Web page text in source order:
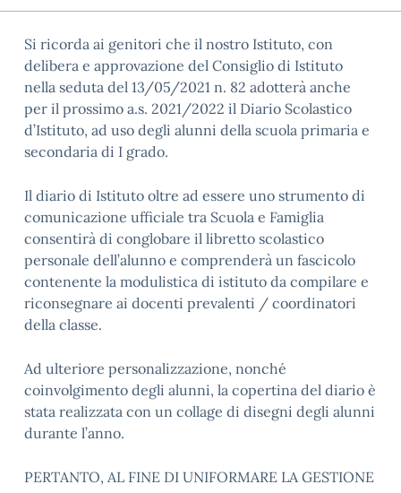
Si ricorda ai genitori che il nostro Istituto, con
delibera e approvazione del Consiglio di Istituto
nella seduta del 13/05/2021 n. 82 adotterà anche
per il prossimo a.s. 2021/2022 il Diario Scolastico
d’Istituto, ad uso degli alunni della scuola primaria e
secondaria di I grado.
Il diario di Istituto oltre ad essere uno strumento di
comunicazione ufficiale tra Scuola e Famiglia
consentirà di conglobare il libretto scolastico
personale dell’alunno e comprenderà un fascicolo
contenente la modulistica di istituto da compilare e
riconsegnare ai docenti prevalenti / coordinatori
della classe.
Ad ulteriore personalizzazione, nonché
coinvolgimento degli alunni, la copertina del diario è
stata realizzata con un collage di disegni degli alunni
durante l’anno.
PERTANTO, AL FINE DI UNIFORMARE LA GESTIONE